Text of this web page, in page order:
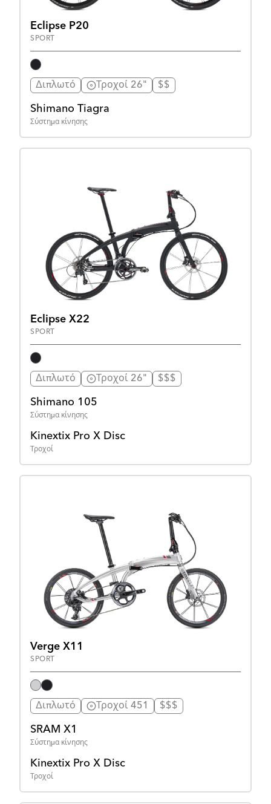
Eclipse P20
SPORT
Διπλωτό Τροχοί 26" $$
Shimano Tiagra
Σύστημα κίνησης
Eclipse X22
SPORT
Διπλωτό Τροχοί 26" $$$
Shimano 105
Σύστημα κίνησης
Kinextix Pro X Disc
Τροχοί
Verge X11
SPORT
Διπλωτό Τροχοί 451 $$$
SRAM X1
Σύστημα κίνησης
Kinextix Pro X Disc
Τροχοί